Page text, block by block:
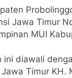
Jawa Timur
MUI
ini diawali
Timur